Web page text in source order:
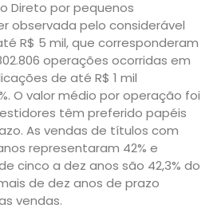
Direto por pequenos
observada pelo considerável
R$ 5 mil, que corresponderam
operações ocorridas em
de até R$ 1 mil
O valor médio por operação foi
têm preferido papéis
As vendas de títulos com
representaram 42% e
cinco a dez anos são 42,3% do
de dez anos de prazo
vendas.